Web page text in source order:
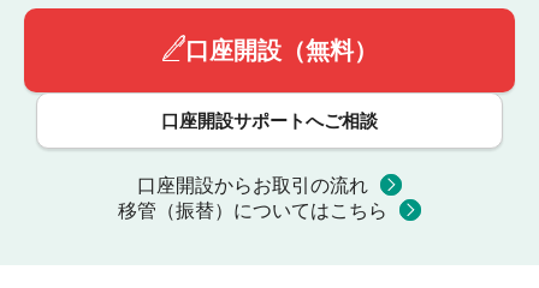
口座開設（無料）
口座開設サポートへご相談
口座開設からお取引の流れ
移管（振替）についてはこちら